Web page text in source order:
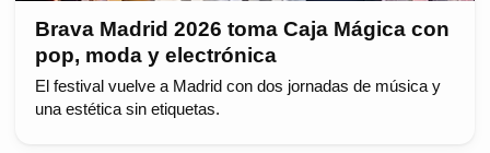
Brava Madrid 2026 toma Caja Mágica con
pop, moda y electrónica
El festival vuelve a Madrid con dos jornadas de música y
una estética sin etiquetas.